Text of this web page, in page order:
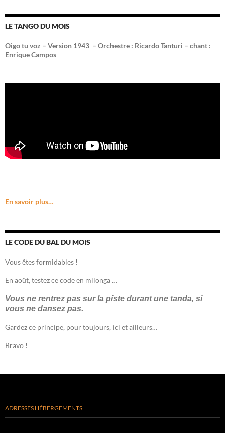
LE TANGO DU MOIS
Oigo tu voz – Version 1943 – Orchestre : Ricardo Tanturi – chant :
Enrique Campos
En savoir plus…
LE CODE DU BAL DU MOIS
Vous êtes formidables !
En août, testez ce code en milonga …
Vous ne rentrez pas sur la piste durant une tanda, si
vous ne dansez pas.
Gardez ce principe, pour toujours, ici et ailleurs…
Bravo !
ADRESSES HÉBERGEMENTS